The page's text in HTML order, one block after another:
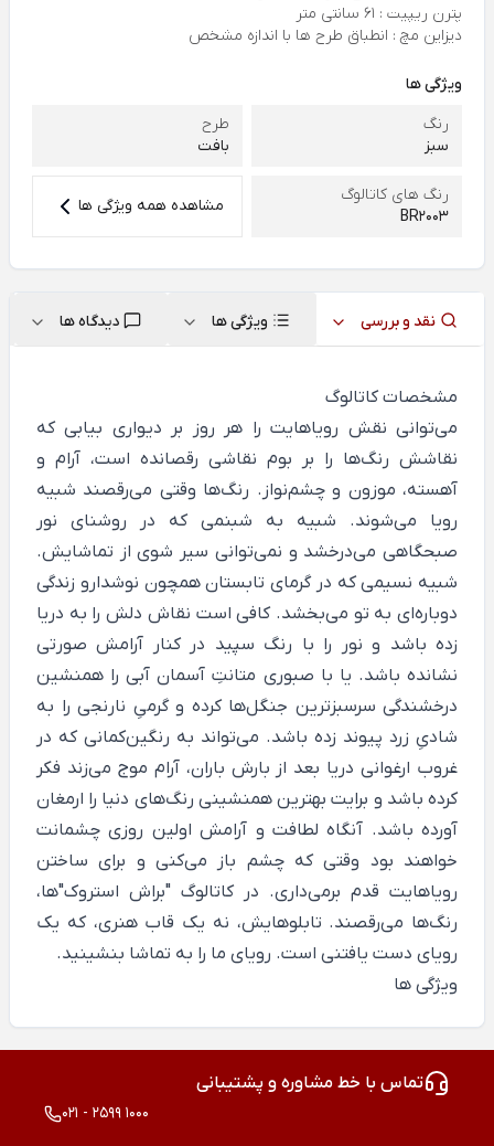
پترن ریپیت : 61 سانتی متر
دیزاین مچ : انطباق طرح ها با اندازه مشخص
ویژگی ها
رنگ
سبز
طرح
بافت
رنگ های کاتالوگ
BR2003
مشاهده همه ویژگی ها
نقد و بررسی ویژگی ها دیدگاه ها
مشخصات کاتالوگ
می‌توانی نقش رویاهایت را هر روز بر دیواری بیابی که
نقاشش رنگ‌ها را بر بوم نقاشی رقصانده است، آرام و
آهسته، موزون و چشم‌نواز. رنگ‌ها وقتی می‌رقصند شبیه
رویا می‌شوند. شبیه به شبنمی که در روشنای نور
صبحگاهی می‌درخشد و نمی‌توانی سیر شوی از تماشایش.
شبیه نسیمی که در گرمای تابستان همچون نوشدارو زندگی
دوباره‌ای به تو می‌بخشد. کافی است نقاش دلش را به دریا
زده باشد و نور را با رنگ سپید در کنار آرامش صورتی
نشانده باشد. یا با صبوری متانتِ آسمان آبی را همنشین
درخشندگی سرسبزترین جنگل‌ها ‌کرده و گرمیِ نارنجی را به
شادیِ زرد پیوند زده باشد. می‌تواند به رنگین‌کمانی که در
غروب ارغوانی دریا بعد از بارش باران، آرام موج می‌زند فکر
کرده باشد و برایت بهترین همنشینی رنگ‌های دنیا را ارمغان
آورده باشد. آنگاه لطافت و آرامش اولین روزی چشمانت
خواهند بود وقتی که چشم باز می‌کنی و برای ساختن
رویاهایت قدم برمی‌داری. در کاتالوگ "براش استروک"ها،
رنگ‌ها می‌رقصند. تابلوهایش، نه یک قاب هنری، که یک
رویای دست یافتنی‌ است. رویای ما را به تماشا بنشینید.
ویژگی ها
تماس با خط مشاوره و پشتیبانی
021 - 2599 1000